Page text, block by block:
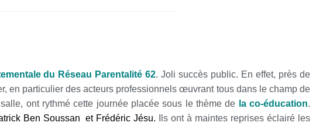
du Réseau Parentalité 62. Joli succès public. En effet, près de
en particulier des acteurs professionnels œuvrant tous dans le champ de
ont rythmé cette journée placée sous le thème de la co-éducation.
Ben Soussan et Frédéric Jésu. Ils ont à maintes reprises éclairé les